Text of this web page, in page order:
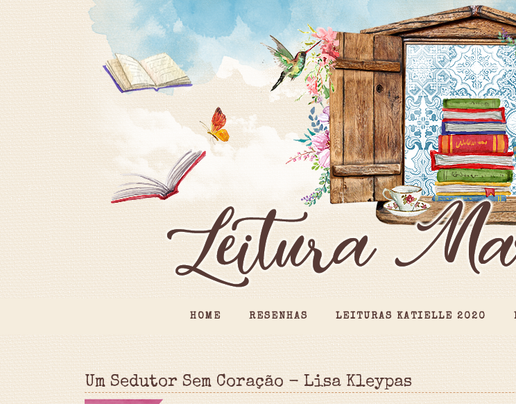
HOME RESENHAS LEITURAS KATIELLE 2020
Um Sedutor Sem Coração - Lisa Kleypas